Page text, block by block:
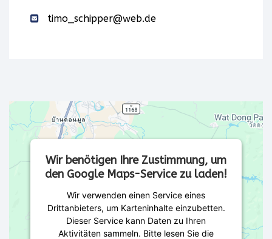
timo_schipper@web.de
Wir benötigen Ihre Zustimmung, um
den Google Maps-Service zu laden!
Wir verwenden einen Service eines
Drittanbieters, um Karteninhalte einzubetten.
Dieser Service kann Daten zu Ihren
Aktivitäten sammeln. Bitte lesen Sie die